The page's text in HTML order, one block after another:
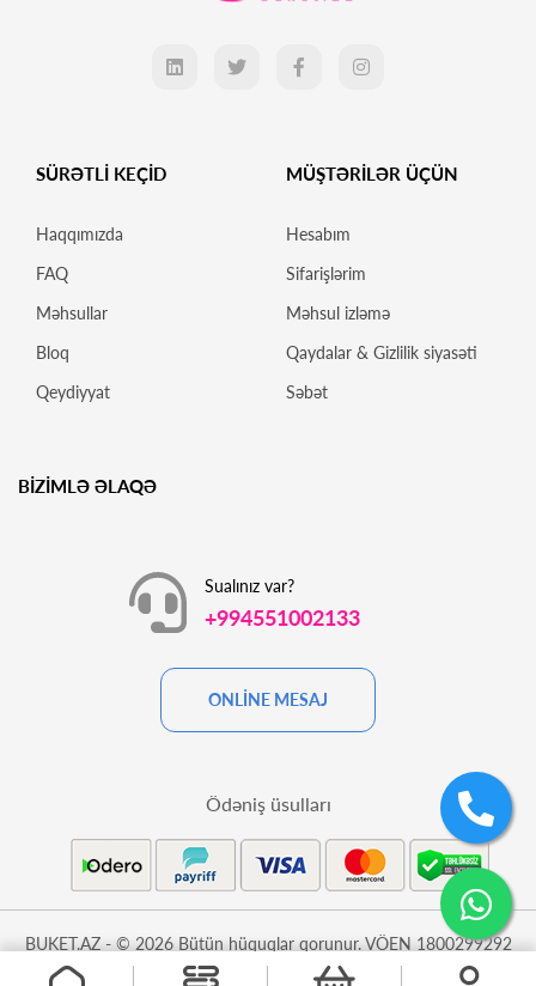
SÜRƏTLİ KEÇİD
Haqqımızda
FAQ
Məhsullar
Bloq
Qeydiyyat
MÜŞTƏRİLƏR ÜÇÜN
Hesabım
Sifarişlərim
Məhsul izləmə
Qaydalar & Gizlilik siyasəti
Səbət
BİZİMLƏ ƏLAQƏ
Sualınız var?
+994551002133
ONLİNE MESAJ
BUKET.AZ - © 2026 Bütün hüquqlar qorunur. VÖEN 1800299292
Ödəniş üsulları